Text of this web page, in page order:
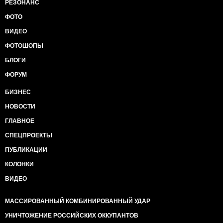
РЕЗОНАНС
ФОТО
ВИДЕО
ФОТОШОПЫ
БЛОГИ
ФОРУМ
БИЗНЕС
НОВОСТИ
ГЛАВНОЕ
СПЕЦПРОЕКТЫ
ПУБЛИКАЦИИ
КОЛОНКИ
ВИДЕО
МАССИРОВАННЫЙ КОМБИНИРОВАННЫЙ УДАР
УНИЧТОЖЕНИЕ РОССИЙСКИХ ОККУПАНТОВ